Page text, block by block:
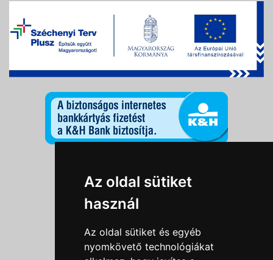
Az oldal sütiket
használ
Az oldal sütiket és egyéb
nyomkövető technológiákat
Információk
Általános szerződési feltételek
Impresszum
Nyereményjáték szabály